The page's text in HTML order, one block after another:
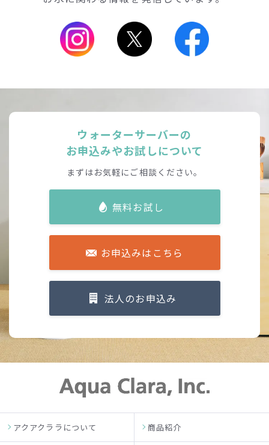
ウォーターサーバーの
お申込みやお試しについて
まずはお気軽にご相談ください。
無料お試し
お申込みはこちら
法人のお申込み
アクアクララについて 商品紹介